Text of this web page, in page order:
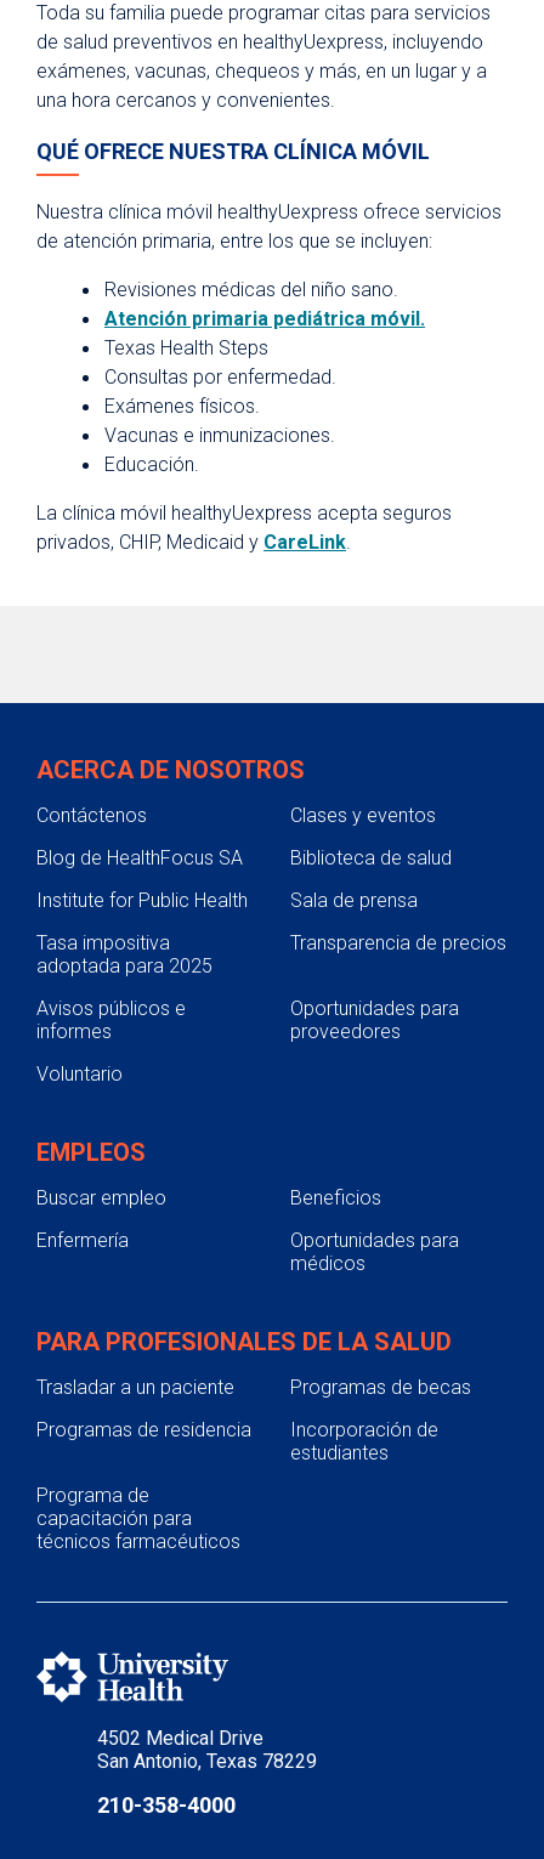
Toda su familia puede programar citas para servicios
de salud preventivos en healthyUexpress, incluyendo
exámenes, vacunas, chequeos y más, en un lugar y a
una hora cercanos y convenientes.
QUÉ OFRECE NUESTRA CLÍNICA MÓVIL
Nuestra clínica móvil healthyUexpress ofrece servicios
de atención primaria, entre los que se incluyen:
Revisiones médicas del niño sano.
Atención primaria pediátrica móvil.
Texas Health Steps
Consultas por enfermedad.
Exámenes físicos.
Vacunas e inmunizaciones.
Educación.
La clínica móvil healthyUexpress acepta seguros
privados, CHIP, Medicaid y CareLink.
4502 Medical Drive
San Antonio, Texas 78229
210-358-4000
ACERCA DE NOSOTROS
Contáctenos
Clases y eventos
Blog de HealthFocus SA
Biblioteca de salud
Institute for Public Health
Sala de prensa
Tasa impositiva
adoptada para 2025
Transparencia de precios
Avisos públicos e
informes
Oportunidades para
proveedores
Voluntario
EMPLEOS
Buscar empleo
Beneficios
Enfermería
Oportunidades para
médicos
PARA PROFESIONALES DE LA SALUD
Trasladar a un paciente
Programas de becas
Programas de residencia
Incorporación de
estudiantes
Programa de
capacitación para
técnicos farmacéuticos